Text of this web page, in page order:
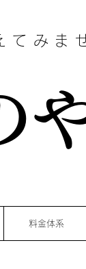
てみま
料金体系